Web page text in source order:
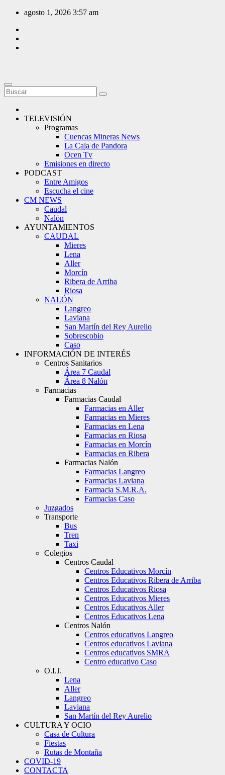
Saltar
contenido
agosto 1, 2026 3:57 am
TELEVISIÓN
Programas
Cuencas Mineras News
La Caja de Pandora
Ocen Tv
Emisiones en directo
PODCAST
Entre Amigos
Escucha el cine
CM NEWS
Caudal
Nalón
AYUNTAMIENTOS
CAUDAL
Mieres
Lena
Aller
Morcín
Ribera de Arriba
Riosa
NALÓN
Langreo
Laviana
San Martín del Rey Aurelio
Sobrescobio
Caso
INFORMACIÓN DE INTERÉS
Centros Sanitarios
Área 7 Caudal
Área 8 Nalón
Farmacias
Farmacias Caudal
Farmacias en Aller
Farmacias en Mieres
Farmacias en Lena
Farmacias en Riosa
Farmacias en Morcín
Farmacias en Ribera
Farmacias Nalón
Farmacias Langreo
Farmacias Laviana
Farmacia S.M.R.A.
Farmacias Caso
Juzgados
Transporte
Bus
Tren
Taxi
Colegios
Centros Caudal
Centros Educativos Morcín
Centros Educativos Ribera de Arriba
Centros Educativos Riosa
Centros Educativos Mieres
Centros Educativos Aller
Centros Educativos Lena
Centros Nalón
Centros educativos Langreo
Centros educativos Laviana
Centros educativos SMRA
Centro educativo Caso
O.I.J.
Lena
Aller
Langreo
Laviana
San Martín del Rey Aurelio
CULTURA Y OCIO
Casa de Cultura
Fiestas
Rutas de Montaña
COVID-19
CONTACTA